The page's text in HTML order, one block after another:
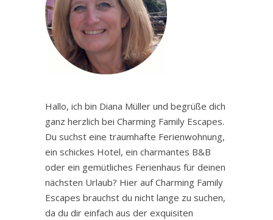
Hallo, ich bin Diana Müller und begrüße dich
ganz herzlich bei Charming Family Escapes.
Du suchst eine traumhafte Ferienwohnung,
ein schickes Hotel, ein charmantes B&B
oder ein gemütliches Ferienhaus für deinen
nächsten Urlaub? Hier auf Charming Family
Escapes brauchst du nicht lange zu suchen,
da du dir einfach aus der exquisiten